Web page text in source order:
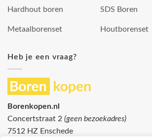
Hardhout boren
Metaalborenset
SDS Boren
Houtborenset
Heb je een vraag?
Borenkopen.nl
Concertstraat 2 (geen bezoekadres)
7512 HZ Enschede